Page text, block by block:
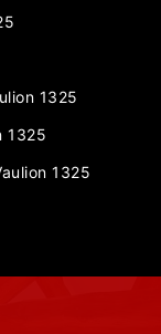
1325
1325
1325